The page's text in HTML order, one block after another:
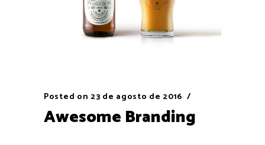
Posted on 23 de agosto de 2016
Awesome Branding